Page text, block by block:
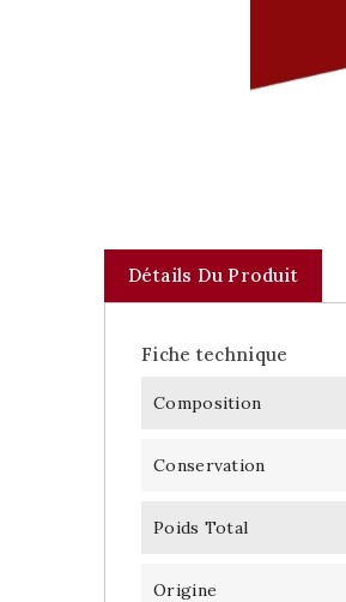
Détails Du Produit
Fiche technique
Composition
Conservation
Poids Total
Origine